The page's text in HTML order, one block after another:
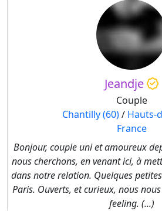
Jeandje
Couple
Chantilly (60)/ Hauts-
France
Bonjour, couple uni et amoureux
nous cherchons, en venant ici, à
dans notre relation. Quelques
Paris. Ouverts, et curieux, nous
feeling. (...)